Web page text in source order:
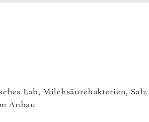
Lab, Milchsäurebakterien, Salz
Anbau